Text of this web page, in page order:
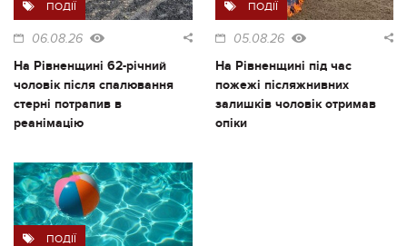
ПОДІЇ
06.08.26
На Рівненщині 62-річний
чоловік після спалювання
стерні потрапив в
реанімацію
ПОДІЇ
05.08.26
На Рівненщині під час
пожежі післяжнивних
залишків чоловік отримав
опіки
ПОДІЇ